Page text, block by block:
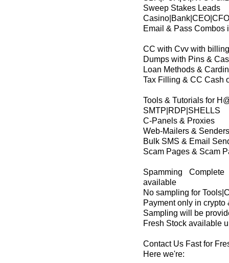
Sweep Stakes Leads
Email & Pass Combos
CC with Cvv with
Dumps with Pins &
Loan Methods &
Tax Filling & CC Cash
Tools & Tutorials for
SMTP|RDP|SHELLS
C-Panels & Proxies
Web-Mailers & Senders
Bulk SMS & Email
Scam Pages & Scam
Spamming
available
No sampling for
Payment only in crypto
Sampling will be
Fresh Stock available
Contact Us Fast for
Here we're: